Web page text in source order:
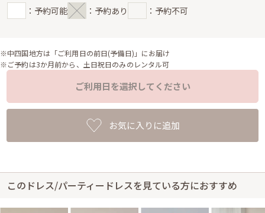
：予約可能 ：予約あり ：予約不可
※中四国地方は「ご利用日の前日(予備日)」にお届け
※ご予約は3か月前から、土日祝日のみのレンタル可
ご利用日を選択してください
お気に入りに追加
このドレス/パーティードレスを見ている方におすすめ